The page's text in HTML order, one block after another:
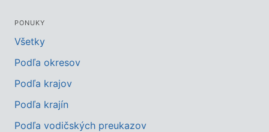
PONUKY
Všetky
Podľa okresov
Podľa krajov
Podľa krajín
Podľa vodičských preukazov